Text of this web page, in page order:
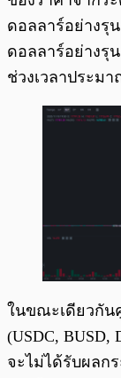
ดอลลาร์อย่างรุ
ดอลลาร์อย่างรุ
ช่วงเวลาประม
ในขณะเดียวกัน
(USDC, BUSD,
จะไม่ได้รับผลก